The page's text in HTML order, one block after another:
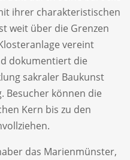
ihrer charakteristischen
weit über die Grenzen
vereint
dokumentiert die
sakraler Baukunst
Besucher können die
Kern bis zu den
das Marienmünster,